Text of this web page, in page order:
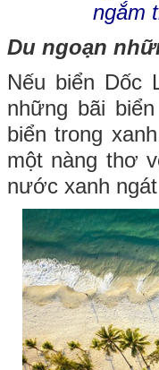
ngắm
Du ngoạn
Nếu biển Dốc
những bãi
biển trong
một nàng thơ
nước xanh